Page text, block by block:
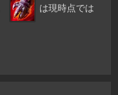
は現時点では